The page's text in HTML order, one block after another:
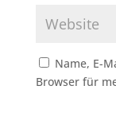
Name, E-
Browser für